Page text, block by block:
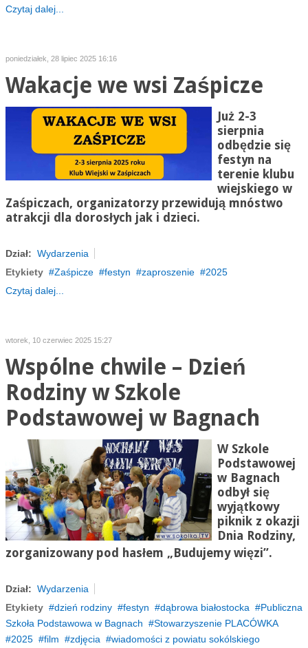
Czytaj dalej...
poniedziałek, 28 lipiec 2025 16:16
Wakacje we wsi Zaśpicze
Już 2-3
sierpnia
odbędzie się
festyn na
terenie klubu
wiejskiego w
Zaśpiczach, organizatorzy przewidują mnóstwo
atrakcji dla dorosłych jak i dzieci.
Dział: Wydarzenia
Etykiety
Zaśpicze festyn zaproszenie
2025
Czytaj dalej...
wtorek, 10 czerwiec 2025 15:27
Wspólne chwile – Dzień
Rodziny w Szkole
Podstawowej w Bagnach
W Szkole
Podstawowej
w Bagnach
odbył się
wyjątkowy
piknik z okazji
Dnia Rodziny,
zorganizowany pod hasłem „Budujemy więzi”.
Dział: Wydarzenia
Etykiety
dzień rodziny festyn dąbrowa białostocka
Publiczna
Szkoła Podstawowa w Bagnach
Stowarzyszenie PLACÓWKA
2025
film zdjęcia wiadomości z powiatu sokólskiego